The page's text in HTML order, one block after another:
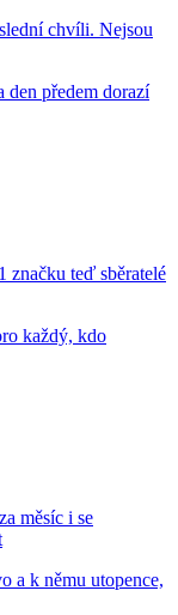
chvíli. Nejsou
den předem dorazí
značku teď sběratelé
každý, kdo
měsíc i se
a k němu utopence,